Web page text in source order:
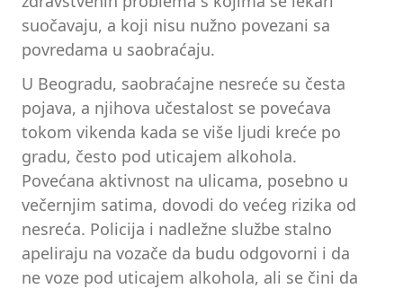
suočavaju, a koji nisu nužno povezani sa
povredama u saobraćaju.
U Beogradu, saobraćajne nesreće su česta
pojava, a njihova učestalost se povećava
tokom vikenda kada se više ljudi kreće po
gradu, često pod uticajem alkohola.
Povećana aktivnost na ulicama, posebno u
večernjim satima, dovodi do većeg rizika od
nesreća. Policija i nadležne službe stalno
apeliraju na vozače da budu odgovorni i da
ne voze pod uticajem alkohola, ali se čini da